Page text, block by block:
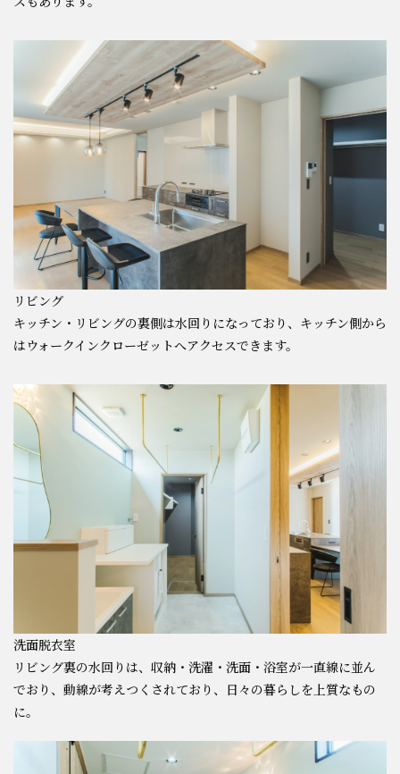
リビング
キッチン・リビングの裏側は水回りになっており、キッチン側から
はウォークインクローゼットへアクセスできます。
洗面脱衣室
リビング裏の水回りは、収納・洗濯・洗面・浴室が一直線に並ん
でおり、動線が考えつくされており、日々の暮らしを上質なもの
に。